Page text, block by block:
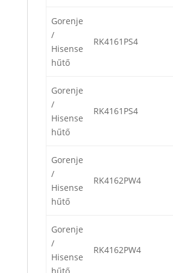
Gorenje
/
Hisense
hűtő
RK4161PS4
Gorenje
/
Hisense
hűtő
RK4161PS4
Gorenje
/
Hisense
hűtő
RK4162PW4
Gorenje
/
Hisense
RK4162PW4